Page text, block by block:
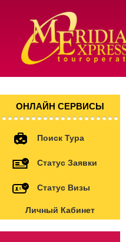
ОНЛАЙН СЕРВИСЫ
Поиск Тура
Статус Заявки
Статус Визы
Личный Кабинет